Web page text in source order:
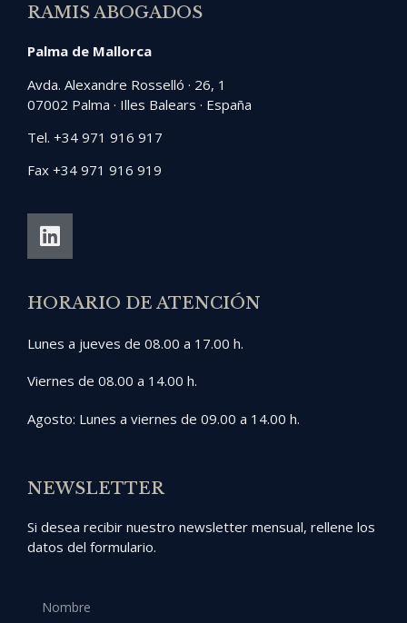
RAMIS ABOGADOS
Palma de Mallorca
Avda. Alexandre Rosselló · 26, 1
07002 Palma · Illes Balears · España
Tel. +34 971 916 917
Fax +34 971 916 919
HORARIO DE ATENCIÓN
Lunes a jueves de 08.00 a 17.00 h.
Viernes de 08.00 a 14.00 h.
Agosto: Lunes a viernes de 09.00 a 14.00 h.
NEWSLETTER
Si desea recibir nuestro newsletter mensual, rellene los
datos del formulario.